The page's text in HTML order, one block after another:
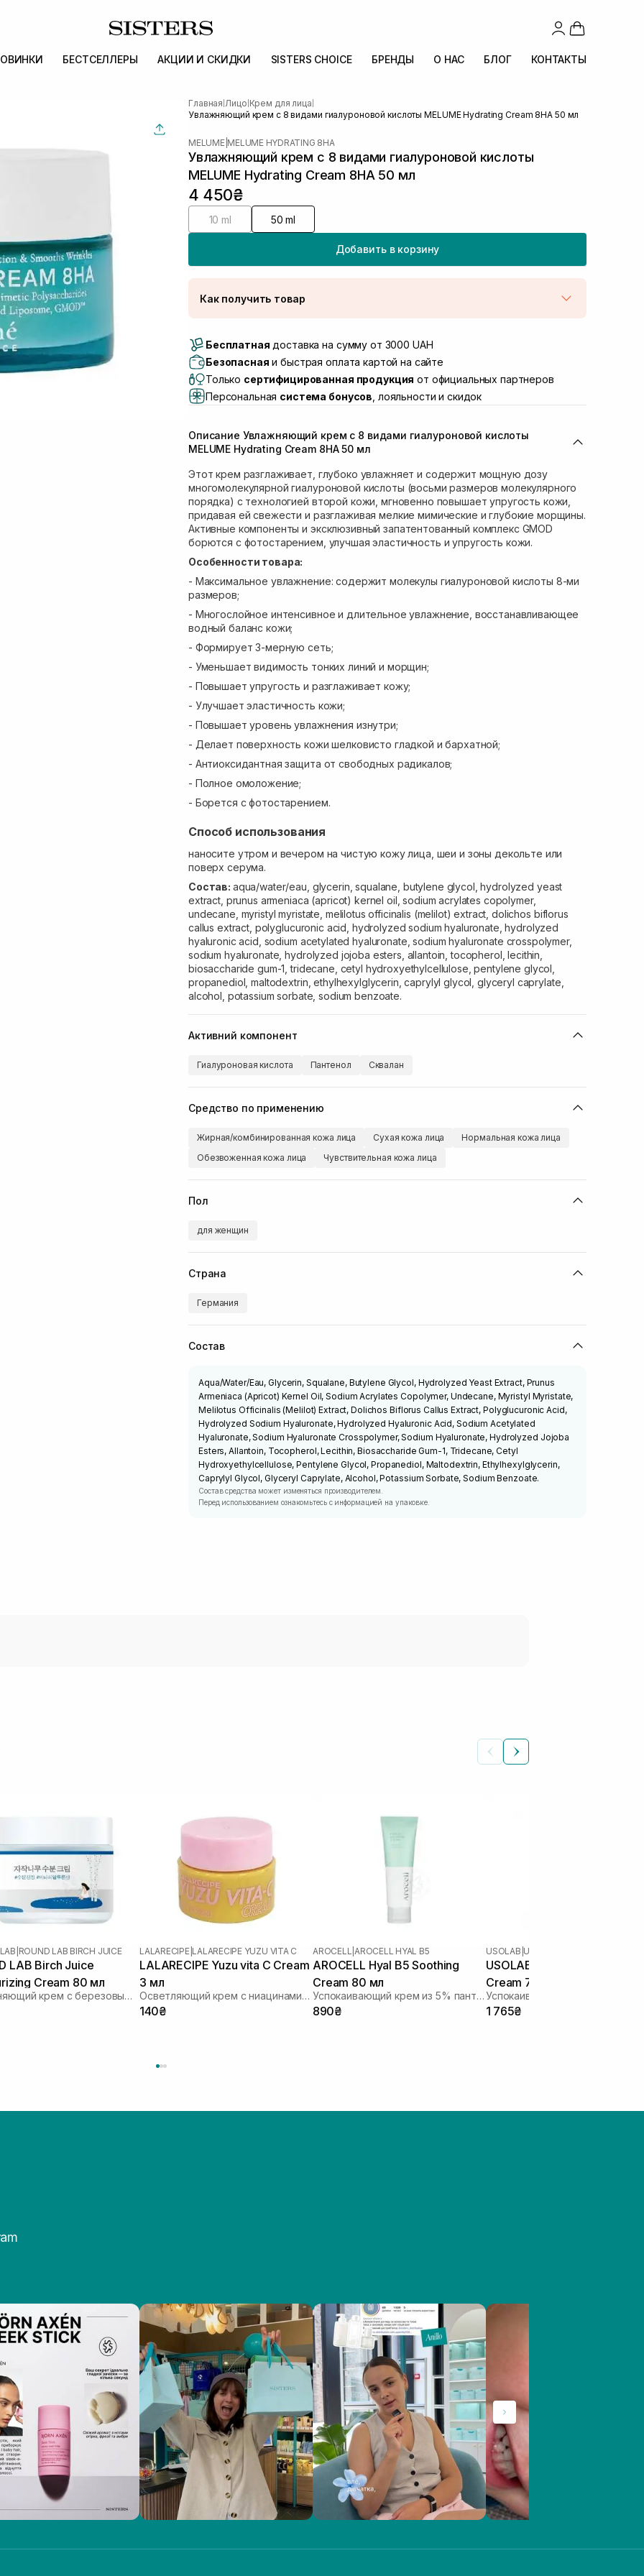
БЕСТСЕЛЛЕРЫ АКЦИИ И СКИДКИ SISTERS CHOICE БРЕНДЫ О НАС БЛОГ КОНТАКТЫ
Главная Лицо Крем для лица
Увлажняющий крем с 8 видами гиалуроновой кислоты MELUME Hydrating Cream 8HA 50 мл
MELUME| MELUME HYDRATING 8HA
Увлажняющий крем с 8 видами гиалуроновой кислоты
MELUME Hydrating Cream 8HA 50 мл
4 450₴
10 ml 50 ml
Добавить в корзину
Как получить товар
Самовывоз г. Луцк, Винниченка 4
Самовывоз г. Львов, ул. Академика Подстригача, 1В (Duck's
Самовывоз Львов (Ивана Франко 36) В наличии
Самовывоз г. Львов ул. Степана Бандеры 43 В наличии
Самовывоз г. Ровно, ул. Кулика и Гудачека 23 (ТЦ Экватор) В наличии
Бесплатная доставка на сумму от 3000 UAH
Безопасная и быстрая оплата картой на сайте
Только сертифицированная продукция от официальных партнеров
Персональная система бонусов , лояльности и скидок
Описание Увлажняющий крем с 8 видами гиалуроновой кислоты
MELUME Hydrating Cream 8HA 50 мл
Этот крем разглаживает, глубоко увлажняет и содержит мощную дозу
многомолекулярной гиалуроновой кислоты (восьми размеров молекулярного
порядка) с технологией второй кожи, мгновенно повышает упругость кожи,
придавая ей свежести и разглаживая мелкие мимические и глубокие морщины.
Активные компоненты и эксклюзивный запатентованный комплекс GMOD
борются с фотостарением, улучшая эластичность и упругость кожи.
Особенности товара:
- Максимальное увлажнение: содержит молекулы гиалуроновой кислоты 8-ми
размеров;
- Многослойное интенсивное и длительное увлажнение, восстанавливающее
водный баланс кожи;
- Формирует 3-мерную сеть;
- Уменьшает видимость тонких линий и морщин;
- Повышает упругость и разглаживает кожу;
- Улучшает эластичность кожи;
- Повышает уровень увлажнения изнутри;
- Делает поверхность кожи шелковисто гладкой и бархатной;
- Антиоксидантная защита от свободных радикалов;
- Полное омоложение;
- Борется с фотостарением.
Способ использования
наносите утром и вечером на чистую кожу лица, шеи и зоны декольте или
поверх серума.
Состав: aqua/water/eau, glycerin, squalane, butylene glycol, hydrolyzed yeast
extract, prunus armeniaca (apricot) kernel oil, sodium acrylates copolymer,
undecane, myristyl myristate, melilotus officinalis (melilot) extract, dolichos biflorus
callus extract, polyglucuronic acid, hydrolyzed sodium hyaluronate, hydrolyzed
hyaluronic acid, sodium acetylated hyaluronate, sodium hyaluronate crosspolymer,
sodium hyaluronate, hydrolyzed jojoba esters, allantoin, tocopherol, lecithin,
biosaccharide gum-1, tridecane, cetyl hydroxyethylcellulose, pentylene glycol,
propanediol, maltodextrin, ethylhexylglycerin, caprylyl glycol, glyceryl caprylate,
alcohol, potassium sorbate, sodium benzoate.
Активний компонент
Гиалуроновая кислота Пантенол Сквалан
Средство по применению
Жирная/комбинированная кожа лица Сухая кожа лица
Нормальная кожа лица
Обезвоженная кожа лица
Чувствительная кожа лица
Пол
для женщин
Страна
Германия
Состав
Aqua/Water/Eau, Glycerin, Squalane, Butylene Glycol, Hydrolyzed Yeast Extract, Prunus
Armeniaca (Apricot) Kernel Oil, Sodium Acrylates Copolymer, Undecane, Myristyl Myristate,
Melilotus Officinalis (Melilot) Extract, Dolichos Biflorus Callus Extract, Polyglucuronic Acid,
Hydrolyzed Sodium Hyaluronate, Hydrolyzed Hyaluronic Acid, Sodium Acetylated
Hyaluronate, Sodium Hyaluronate Crosspolymer, Sodium Hyaluronate, Hydrolyzed Jojoba
Esters, Allantoin, Tocopherol, Lecithin, Biosaccharide Gum-1, Tridecane, Cetyl
Hydroxyethylcellulose, Pentylene Glycol, Propanediol, Maltodextrin, Ethylhexylglycerin,
Caprylyl Glycol, Glyceryl Caprylate, Alcohol, Potassium Sorbate, Sodium Benzoate.
Состав средства может изменяться производителем.
Перед использованием ознакомьтесь с информацией на упаковке.
ROUND LAB BIRCH JUICE
LAB Birch Juice
Cream 80 мл
Увлажняющий крем с березовым соком
LALARECIPE| LALARECIPE YUZU VITA C
LALARECIPE Yuzu vita C Cream
3 мл
Осветляющий крем с ниацинамидом 5% и экстрактом юдзу
140₴
AROCELL |AROCELL HYAL B5
AROCELL Hyal B5 Soothing
Cream 80 мл
Успокаивающий крем из 5% пантенола для чувствительной кожи
890₴
USOLAB USOLAB BIO AZULENE
USOLAB Bio Azulene Cica
Cream 70 мл
1 765₴